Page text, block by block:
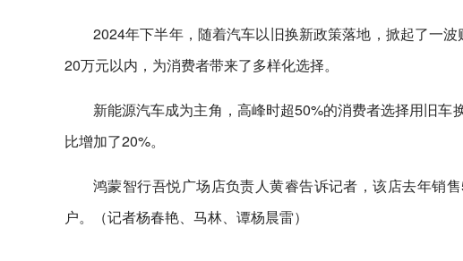
2024年下半年，随着汽车以旧换新政策落地，掀起了一
20万元以内，为消费者带来了多样化选择。
新能源汽车成为主角，高峰时超50%的消费者选择用旧
比增加了20%。
鸿蒙智行吾悦广场店负责人黄睿告诉记者，该店去年销
户。
（记者杨春艳、马林、 谭杨晨雷）